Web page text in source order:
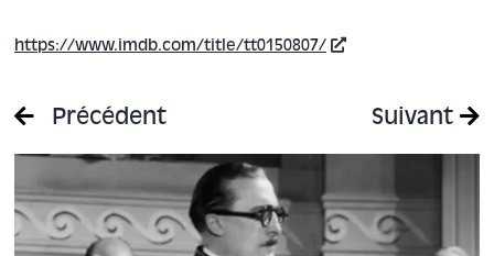
https://www.imdb.com/title/tt0150807/
Précédent Suivant